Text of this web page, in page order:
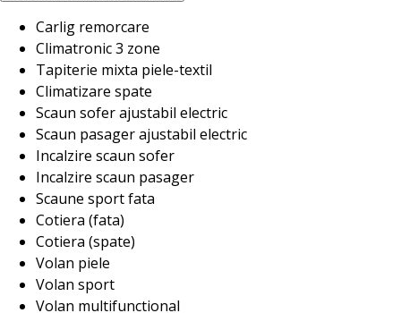
Carlig remorcare
Climatronic 3 zone
Tapiterie mixta piele-textil
Climatizare spate
Scaun sofer ajustabil electric
Scaun pasager ajustabil electric
Incalzire scaun sofer
Incalzire scaun pasager
Scaune sport fata
Cotiera (fata)
Cotiera (spate)
Volan piele
Volan sport
Volan multifunctional